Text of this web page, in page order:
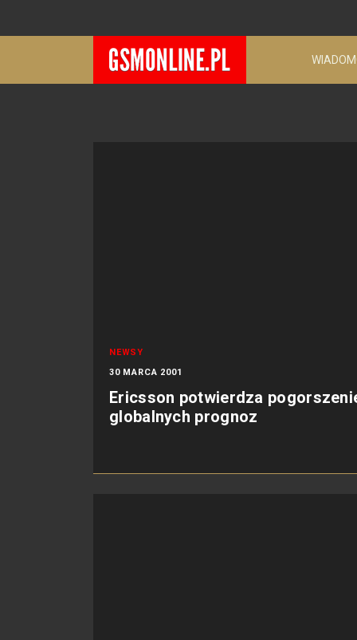
NEWSY
30 MARCA 2001
Ericsson potwierdza
globalnych prognoz